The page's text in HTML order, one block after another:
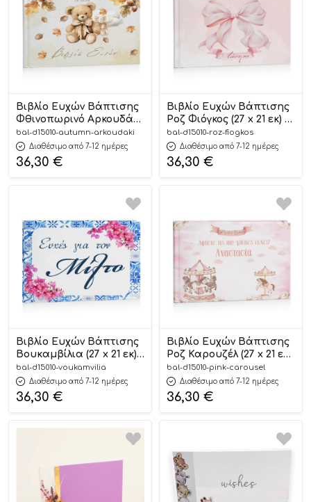
Βιβλίο Ευχών Βάπτισης
Φθινοπωρινό Αρκουδάκι
(27 x 21 εκ) | D15010
bal-d15010-autumn-arkoudaki
Διαθέσιμο από 7-12 ημέρες
36,30 €
Βιβλίο Ευχών Βάπτισης
Ροζ Φιόγκος (27 x 21 εκ) |
D15010
bal-d15010-roz-fiogkos
Διαθέσιμο από 7-12 ημέρες
36,30 €
Βιβλίο Ευχών Βάπτισης
Βουκαμβίλια (27 x 21 εκ) |
D15010
bal-d15010-voukamvilia
Διαθέσιμο από 7-12 ημέρες
36,30 €
Βιβλίο Ευχών Βάπτισης
Ροζ Καρουζέλ (27 x 21 εκ)
| D15010
bal-d15010-pink-carousel
Διαθέσιμο από 7-12 ημέρες
36,30 €